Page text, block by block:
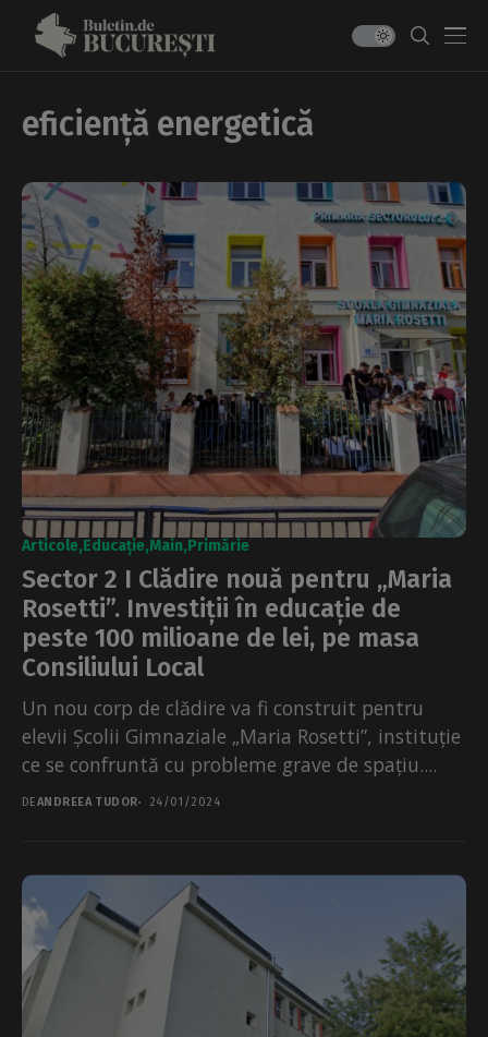
eficiență energetică
Articole Educație Main Primărie
Sector 2 I Clădire nouă pentru „Maria
Rosetti”. Investiții în educație de
peste 100 milioane de lei, pe masa
Consiliului Local
Un nou corp de clădire va fi construit pentru
elevii Școlii Gimnaziale „Maria Rosetti”, instituție
ce se confruntă cu probleme grave de spațiu....
DEANDREEA TUDOR 24/01/2024